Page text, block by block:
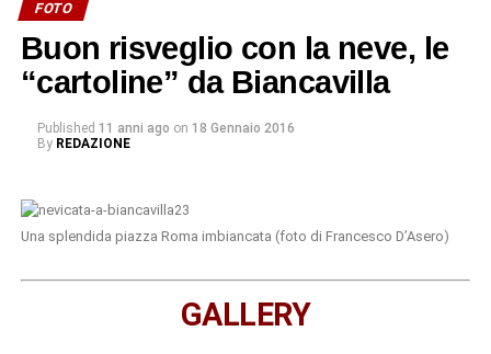
FOTO
Buon risveglio con la neve, le
“cartoline” da Biancavilla
Published 11 anni ago on 18 Gennaio 2016
By REDAZIONE
Una splendida piazza Roma imbiancata (foto di Francesco D’Asero)
GALLERY